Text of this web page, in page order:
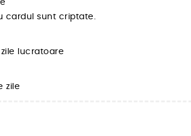
cardul sunt criptate.
zile lucratoare
zile